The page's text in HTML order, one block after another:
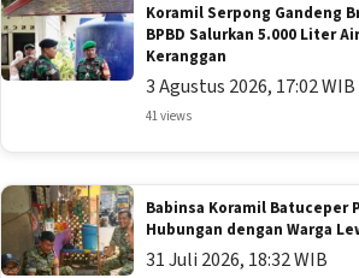
Koramil Serpong Gandeng
BPBD Salurkan 5.000 Liter
Keranggan
3 Agustus 2026, 17:02 WIB
41 views
Babinsa Koramil Batuceper
Hubungan dengan Warga
31 Juli 2026, 18:32 WIB